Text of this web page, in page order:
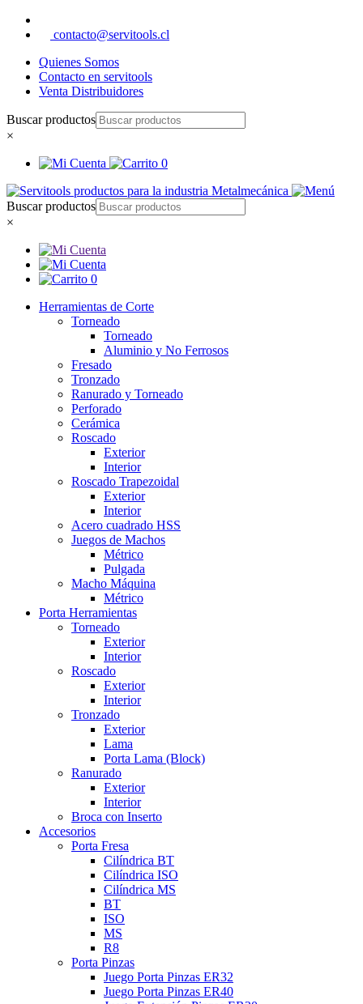
contacto@servitools.cl
Quienes Somos
Contacto en servitools
Venta Distribuidores
Buscar productos
×
0
Buscar productos
×
0
Herramientas de Corte
Torneado
Torneado
Aluminio y No Ferrosos
Fresado
Tronzado
Ranurado y Torneado
Perforado
Cerámica
Roscado
Exterior
Interior
Roscado Trapezoidal
Exterior
Interior
Acero cuadrado HSS
Juegos de Machos
Métrico
Pulgada
Macho Máquina
Métrico
Porta Herramientas
Torneado
Exterior
Interior
Roscado
Exterior
Interior
Tronzado
Exterior
Lama
Porta Lama (Block)
Ranurado
Exterior
Interior
Broca con Inserto
Accesorios
Porta Fresa
Cilíndrica BT
Cilíndrica ISO
Cilíndrica MS
BT
ISO
MS
R8
Porta Pinzas
Juego Porta Pinzas ER32
Juego Porta Pinzas ER40